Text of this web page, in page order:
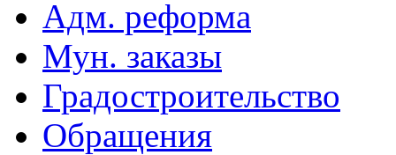
Адм. реформа
Мун. заказы
Градостроительство
Обращения